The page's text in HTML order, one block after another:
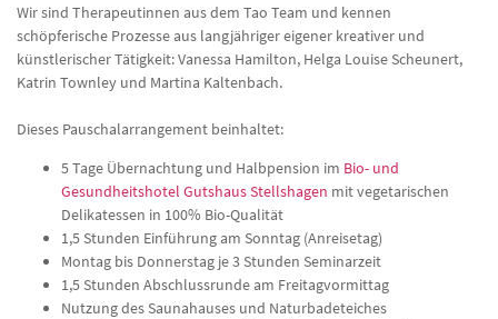
Wir sind Therapeutinnen aus dem Tao Team und kennen
schöpferische Prozesse aus langjähriger eigener kreativer und
künstlerischer Tätigkeit: Vanessa Hamilton, Helga Louise Scheunert,
Katrin Townley und Martina Kaltenbach.
Dieses Pauschalarrangement beinhaltet:
5 Tage Übernachtung und Halbpension im Bio- und
Gesundheitshotel Gutshaus Stellshagen mit vegetarischen
Delikatessen in 100% Bio-Qualität
1,5 Stunden Einführung am Sonntag (Anreisetag)
Montag bis Donnerstag je 3 Stunden Seminarzeit
1,5 Stunden Abschlussrunde am Freitagvormittag
Nutzung des Saunahauses und Naturbadeteiches